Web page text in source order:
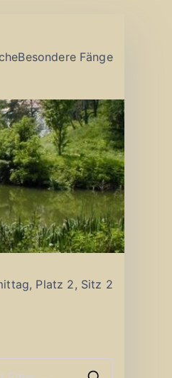
Besondere Fänge
Platz 2, Sitz 2